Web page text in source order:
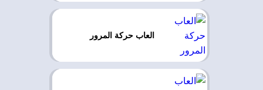
العاب حركة المرور